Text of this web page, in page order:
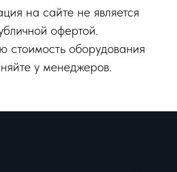
на сайте не является
офертой.
стоимость оборудования
у менеджеров.